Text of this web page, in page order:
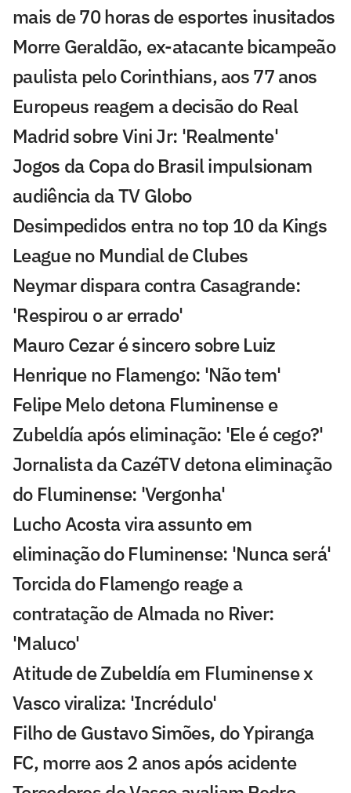
mais de 70 horas de esportes inusitados
Morre Geraldão, ex-atacante bicampeão
paulista pelo Corinthians, aos 77 anos
Europeus reagem a decisão do Real
Madrid sobre Vini Jr: 'Realmente'
Jogos da Copa do Brasil impulsionam
audiência da TV Globo
Desimpedidos entra no top 10 da Kings
League no Mundial de Clubes
Neymar dispara contra Casagrande:
'Respirou o ar errado'
Mauro Cezar é sincero sobre Luiz
Henrique no Flamengo: 'Não tem'
Felipe Melo detona Fluminense e
Zubeldía após eliminação: 'Ele é cego?'
Jornalista da CazéTV detona eliminação
do Fluminense: 'Vergonha'
Lucho Acosta vira assunto em
eliminação do Fluminense: 'Nunca será'
Torcida do Flamengo reage a
contratação de Almada no River:
'Maluco'
Atitude de Zubeldía em Fluminense x
Vasco viraliza: 'Incrédulo'
Filho de Gustavo Simões, do Ypiranga
FC, morre aos 2 anos após acidente